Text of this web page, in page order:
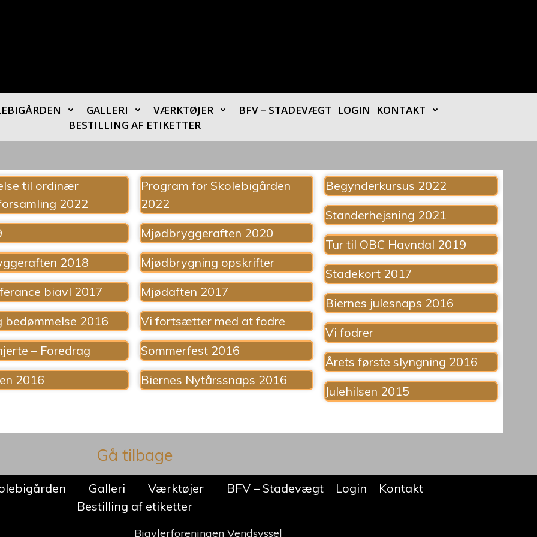
GALLERI VÆRKTØJER BFV – STADEVÆGT LOGIN
KONTAKT
BESTILLING AF ETIKETTER
til ordinær
2022
Program for Skolebigården
2022
Begynderkursus 2022
Standerhejsning 2021
Mjødbryggeraften 2020
Tur til OBC Havndal 2019
2018 Mjødbrygning opskrifter
Stadekort 2017
biavl 2017 Mjødaften 2017
Biernes julesnaps 2016
bedømmelse 2016 Vi fortsætter med at fodre
Vi fodrer
– Foredrag
Sommerfest 2016
Årets første slyngning 2016
2016 Biernes Nytårssnaps 2016
Julehilsen 2015
Gå tilbage
Galleri Værktøjer BFV – Stadevægt Login
Kontakt
Bestilling af etiketter
Biavlerforeningen Vendsyssel